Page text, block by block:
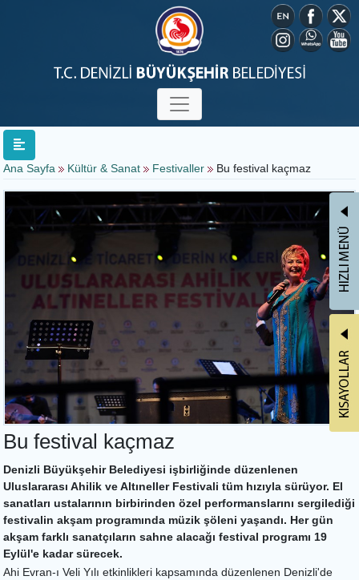
Ana Sayfa Kültür & Sanat Festivaller Bu festival kaçmaz
Bu festival kaçmaz
Denizli Büyükşehir Belediyesi işbirliğinde düzenlenen
Uluslararası Ahilik ve Altıneller Festivali tüm hızıyla sürüyor. El
sanatları ustalarının birbirinden özel performanslarını sergilediği
festivalin akşam programında müzik şöleni yaşandı. Her gün
akşam farklı sanatçıların sahne alacağı festival programı 19
Eylül'e kadar sürecek.
Ahi Evran-ı Veli Yılı etkinlikleri kapsamında düzenlenen Denizli'de